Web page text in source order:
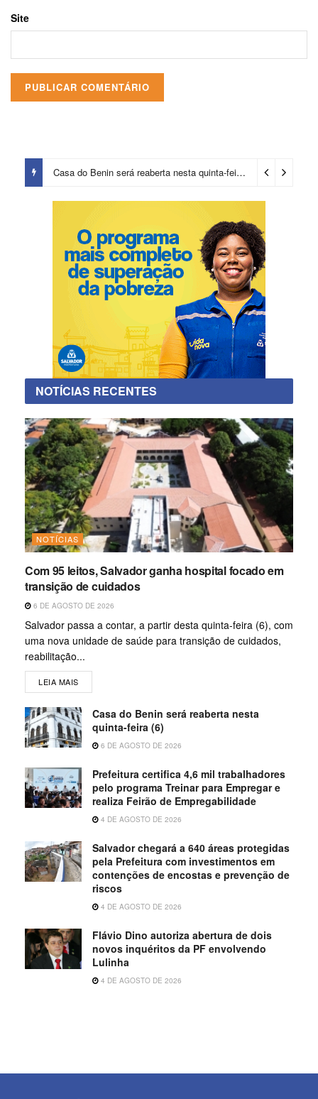
Site
Casa do Benin será reaberta nesta quinta-feira (6) 2 dias ago
NOTÍCIAS RECENTES
NOTÍCIAS
Com 95 leitos, Salvador ganha hospital focado em
transição de cuidados
6 DE AGOSTO DE 2026
Salvador passa a contar, a partir desta quinta-feira (6), com
uma nova unidade de saúde para transição de cuidados,
reabilitação...
LEIA MAIS
Casa do Benin será reaberta nesta
quinta-feira (6)
6 DE AGOSTO DE 2026
Prefeitura certifica 4,6 mil trabalhadores
pelo programa Treinar para Empregar e
realiza Feirão de Empregabilidade
4 DE AGOSTO DE 2026
Salvador chegará a 640 áreas protegidas
pela Prefeitura com investimentos em
contenções de encostas e prevenção de
riscos
4 DE AGOSTO DE 2026
Flávio Dino autoriza abertura de dois
novos inquéritos da PF envolvendo
Lulinha
4 DE AGOSTO DE 2026